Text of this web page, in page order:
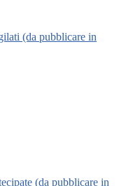
(da pubblicare in
(da pubblicare in